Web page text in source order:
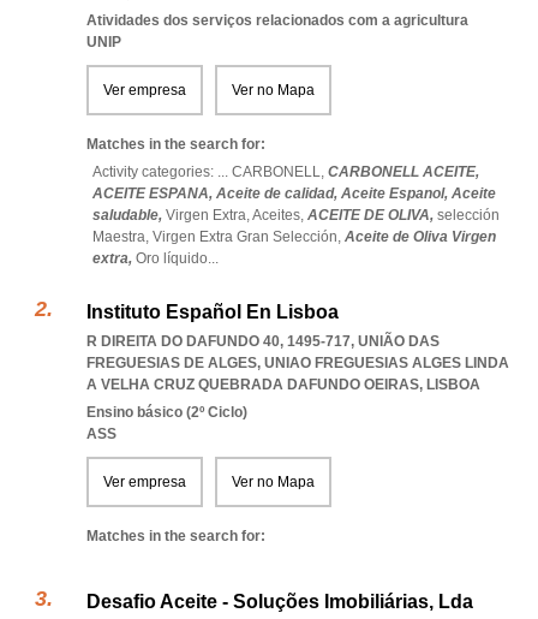
Atividades dos serviços relacionados com a agricultura
UNIP
Ver empresa Ver no Mapa
Matches in the search for:
Activity categories: ... CARBONELL, CARBONELL ACEITE,
ACEITE ESPANA, Aceite de calidad, Aceite Espanol, Aceite
saludable, Virgen Extra,Aceites, ACEITE DE OLIVA, selección
Maestra, Virgen Extra Gran Selección, Aceite de Oliva Virgen
extra, Oro líquido...
Instituto Español En Lisboa
R DIREITA DO DAFUNDO 40, 1495-717, UNIÃO DAS
FREGUESIAS DE ALGES, UNIAO FREGUESIAS ALGES LINDA
A VELHA CRUZ QUEBRADA DAFUNDO OEIRAS, LISBOA
Ensino básico (2º Ciclo)
ASS
Ver empresa Ver no Mapa
Matches in the search for:
Desafio Aceite - Soluções Imobiliárias, Lda